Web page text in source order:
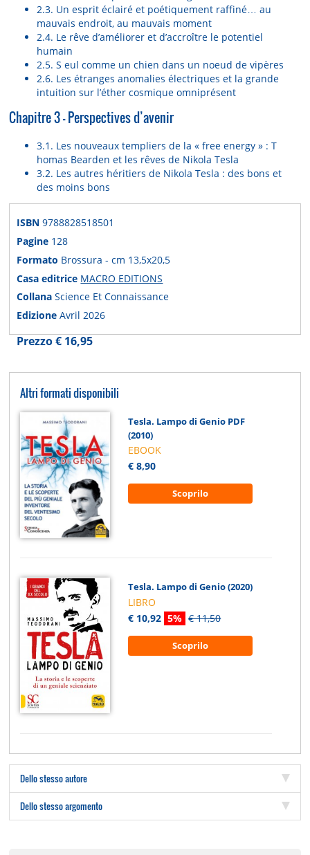
2.3. Un esprit éclairé et poétiquement raffiné… au
mauvais endroit, au mauvais moment
2.4. Le rêve d’améliorer et d’accroître le potentiel
humain
2.5. S eul comme un chien dans un noeud de vipères
2.6. Les étranges anomalies électriques et la grande
intuition sur l’éther cosmique omniprésent
Chapitre 3 – Perspectives d’avenir
3.1. Les nouveaux templiers de la « free energy » : T
homas Bearden et les rêves de Nikola Tesla
3.2. Les autres héritiers de Nikola Tesla : des bons et
des moins bons
ISBN9788828518501
Pagine 128
Formato Brossura - cm 13,5x20,5
Casa editrice MACRO EDITIONS
CollanaScience Et Connaissance
EdizioneAvril 2026
Prezzo € 16,95
Altri formati disponibili
Tesla. Lampo di Genio PDF
(2010)
EBOOK
€ 8,90
Scoprilo
Tesla. Lampo di Genio (2020)
LIBRO
€ 10,92 5% € 11,50
Scoprilo
Dello stesso autore
Dello stesso argomento